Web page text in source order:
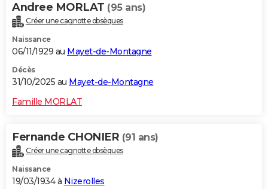
Andree MORLAT (95 ans)
Créer une cagnotte obsèques
Naissance
06/11/1929 au Mayet-de-Montagne
Décès
31/10/2025 au Mayet-de-Montagne
Famille MORLAT
Fernande CHONIER (91 ans)
Créer une cagnotte obsèques
Naissance
19/03/1934 à Nizerolles